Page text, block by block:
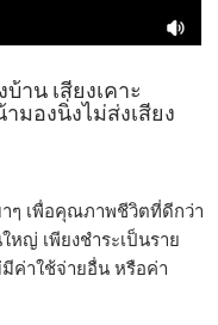
าน เสียงเคาะ
มองนิ่งไม่ส่งเสียง
าๆ เพื่อคุณภาพชีวิตที่ดีกว่า
ญ่ เพียงชำระเป็นราย
ค่าใช้จ่ายอื่น หรือค่า